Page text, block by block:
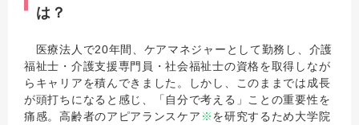
は？
医療法人で20年間、ケアマネジャーとして勤務し、介護
福祉士・介護支援専門員・社会福祉士の資格を取得しなが
らキャリアを積んできました。しかし、このままでは成長
が頭打ちになると感じ、「自分で考える」ことの重要性を
痛感。高齢者のアピアランスケア ※を研究するため大学院